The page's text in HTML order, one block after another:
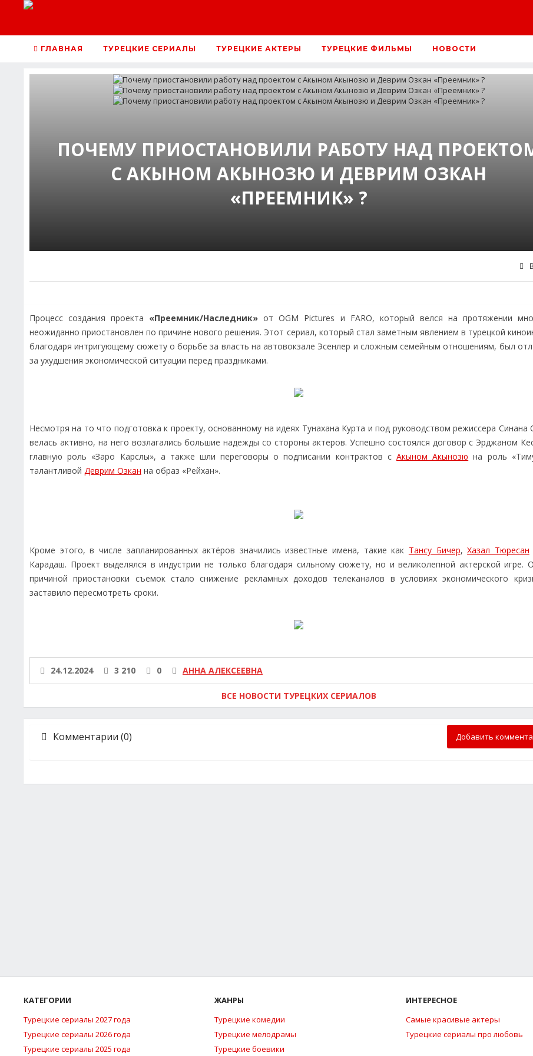
ГЛАВНАЯ ТУРЕЦКИЕ СЕРИАЛЫ ТУРЕЦКИЕ АКТЕРЫ ТУРЕЦКИЕ ФИЛЬМЫ НОВОСТИ
ПОЧЕМУ ПРИОСТАНОВИЛИ РАБОТУ НАД
С АКЫНОМ АКЫНОЗЮ И ДЕВРИМ ОЗКАН
«ПРЕЕМНИК» ?
Процесс создания проекта «Преемник/Наследник» от OGM Pictures и FARO, который велся на протяжении
неожиданно приостановлен по причине нового решения. Этот сериал, который стал заметным явлением в турецкой
благодаря интригующему сюжету о борьбе за власть на автовокзале Эсенлер и сложным семейным отношениям, был
за ухудшения экономической ситуации перед праздниками.
Несмотря на то что подготовка к проекту, основанному на идеях Тунахана Курта и под руководством режиссера Синана
велась активно, на него возлагались большие надежды со стороны актеров. Успешно состоялся договор с Эрджаном
главную роль «Заро Карслы», а также шли переговоры о подписании контрактов с Акыном Акынозю на роль
талантливой Деврим Озкан на образ «Рейхан».
Кроме этого, в числе запланированных актёров значились известные имена, такие как Тансу Бичер,Хазал Тюресан
Карадаш. Проект выделялся в индустрии не только благодаря сильному сюжету, но и великолепной актерской игре.
причиной приостановки съемок стало снижение рекламных доходов телеканалов в условиях экономического
заставило пересмотреть сроки.
24.12.2024 3 210 0 АННА АЛЕКСЕЕВНА
ВСЕ НОВОСТИ ТУРЕЦКИХ СЕРИАЛОВ
Комментарии (0) Добавить
КАТЕГОРИИ
Турецкие сериалы 2027 года
Турецкие сериалы 2026 года
Турецкие сериалы 2025 года
ЖАНРЫ
Турецкие комедии
Турецкие мелодрамы
Турецкие боевики
ИНТЕРЕСНОЕ
Самые красивые актеры
Турецкие сериалы про любовь